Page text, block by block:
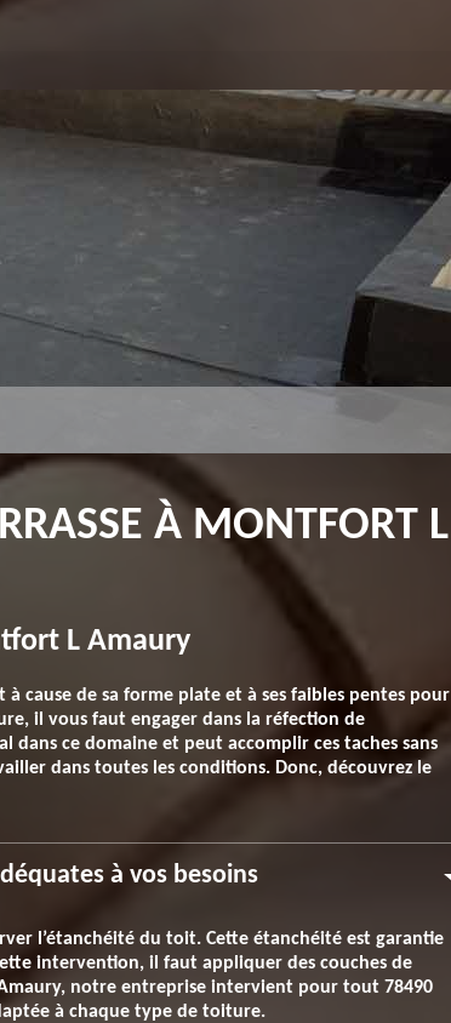
À MONTFORT L
L Amaury
cause de sa forme plate et à ses faibles pentes pour
il vous faut engager dans la réfection de
ce domaine et peut accomplir ces taches sans
dans toutes les conditions. Donc, découvrez le
à vos besoins
l’étanchéité du toit. Cette étanchéité est garantie
intervention, il faut appliquer des couches de
notre entreprise intervient pour tout 78490
à chaque type de toiture.